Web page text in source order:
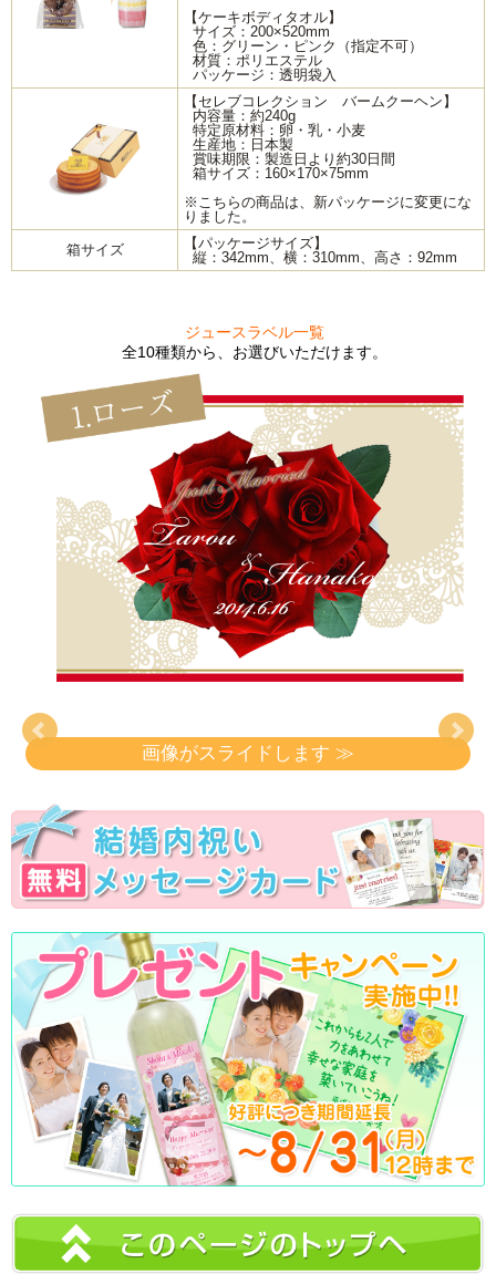
【ケーキボディタオル】
サイズ：200×520mm
色：グリーン・ピンク（指定不可）
材質：ポリエステル
パッケージ：透明袋入
【セレブコレクション バームクーヘン】
内容量：約240g
特定原材料：卵・乳・小麦
生産地：日本製
賞味期限：製造日より約30日間
箱サイズ：160×170×75mm
※こちらの商品は、新パッケージに変更にな
りました。
箱サイズ
【パッケージサイズ】
縦：342mm、横：310mm、高さ：92mm
ジュースラベル一覧
全10種類から、お選びいただけます。
画像がスライドします ≫